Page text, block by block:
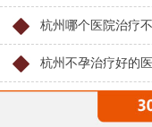
杭州哪个医院治疗
杭州不孕治疗好的